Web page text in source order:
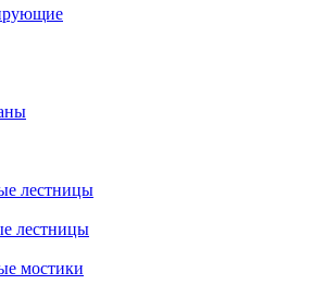
лестницы
лестницы
мостики